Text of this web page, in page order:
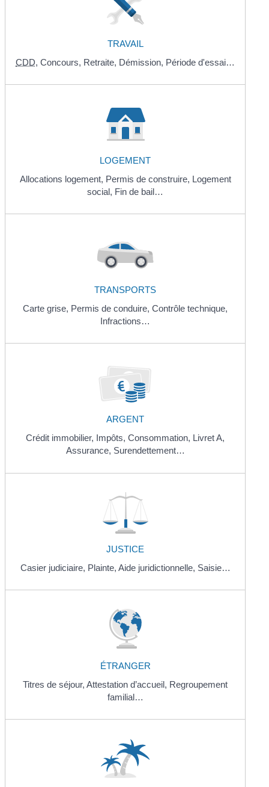
TRAVAIL
CDD, Concours, Retraite, Démission, Période d'essai…
LOGEMENT
Allocations logement, Permis de construire, Logement
social, Fin de bail…
TRANSPORTS
Carte grise, Permis de conduire, Contrôle technique,
Infractions…
ARGENT
Crédit immobilier, Impôts, Consommation, Livret A,
Assurance, Surendettement…
JUSTICE
Casier judiciaire, Plainte, Aide juridictionnelle, Saisie…
ÉTRANGER
Titres de séjour, Attestation d’accueil, Regroupement
familial…